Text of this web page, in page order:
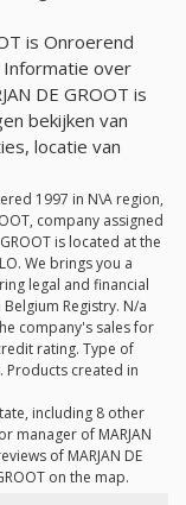
is Onroerend
Informatie over
DE GROOT is
bekijken van
locatie van
1997 in N\A region,
company assigned
is located at the
We brings you a
legal and financial
Registry. N/a
company's sales for
rating. Type of
Products created in
including 8 other
manager of MARJAN
of MARJAN DE
on the map.